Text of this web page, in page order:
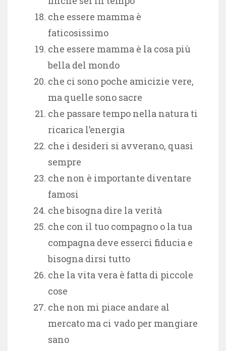
che essere mamma è
faticosissimo
che essere mamma è la cosa più
bella del mondo
che ci sono poche amicizie vere,
ma quelle sono sacre
che passare tempo nella natura ti
ricarica l’energia
che i desideri si avverano, quasi
sempre
che non è importante diventare
famosi
che bisogna dire la verità
che con il tuo compagno o la tua
compagna deve esserci fiducia e
bisogna dirsi tutto
che la vita vera è fatta di piccole
cose
che non mi piace andare al
mercato ma ci vado per mangiare
sano